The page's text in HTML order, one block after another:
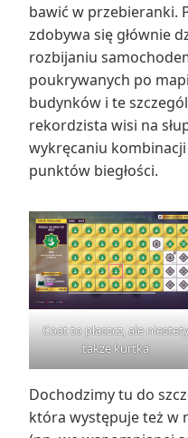
bawić w przebieranki.
zdobywa się głównie
rozbijaniu
poukrywanych po
budynków i te
rekordzista wisi na
wykręcaniu
punktów biegłości.
Coat to płaszcz, ale
także kurtka
Dochodzimy tu do
która występuje też w